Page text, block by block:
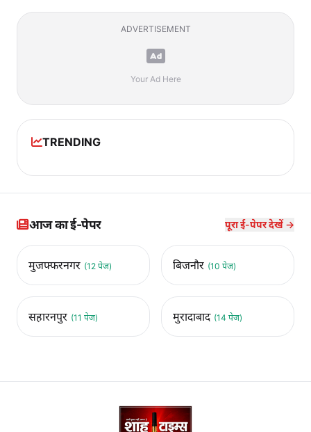
ADVERTISEMENT
Your Ad Here
TRENDING
आज का ई-पेपर पूरा ई-पेपर देखें →
मुजफ्फरनगर (12 पेज) बिजनौर (10 पेज)
सहारनपुर (11 पेज) मुरादाबाद (14 पेज)